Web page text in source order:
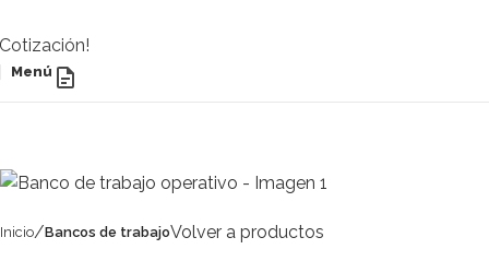
Menú
Cotización!
Inicio Bancos de trabajoVolver a productos